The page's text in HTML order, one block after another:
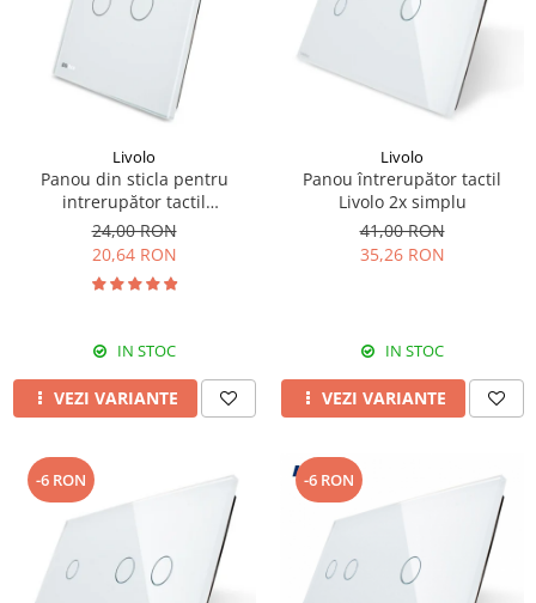
Livolo
Panou din sticla pentru
intrerupător tactil
dublu,Livolo
24,00 RON
20,64 RON
IN STOC
VEZI VARIANTE
Livolo
Panou întrerupător tactil
Livolo 2x simplu
41,00 RON
35,26 RON
IN STOC
VEZI VARIANTE
-6 RON -6 RON